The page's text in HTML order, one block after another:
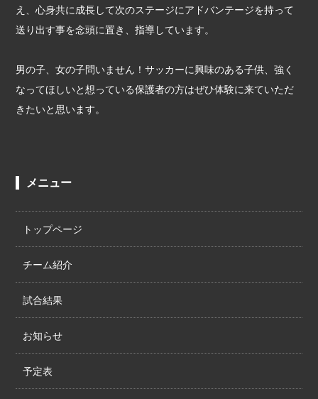
え、心身共に成長して次のステージにアドバンテージを持って
送り出す事を念頭に置き、指導しています。
男の子、女の子問いません！サッカーに興味のある子供、強く
なってほしいと想っている保護者の方はぜひ体験に来ていただ
きたいと思います。
メニュー
トップページ
チーム紹介
試合結果
お知らせ
予定表